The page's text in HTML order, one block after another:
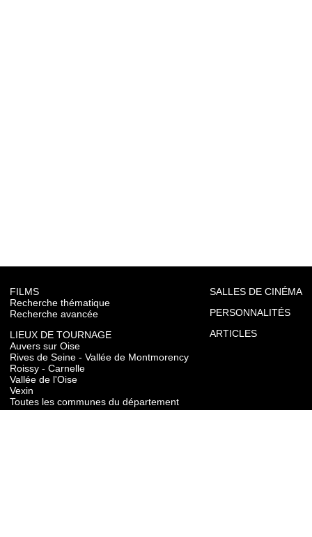
FILMS
Recherche thématique
Recherche avancée
LIEUX DE TOURNAGE
Auvers sur Oise
Rives de Seine - Vallée de Montmorency
Roissy - Carnelle
Vallée de l'Oise
Vexin
Toutes les communes du département
SALLES DE CINÉMA
PERSONNALITÉS
ARTICLES